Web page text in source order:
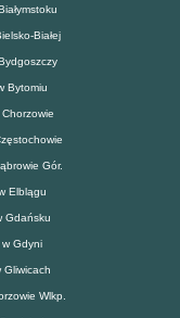
Białej
Bytomiu
Gór.
Elblągu
Gdańsku
Gdyni
Wlkp.